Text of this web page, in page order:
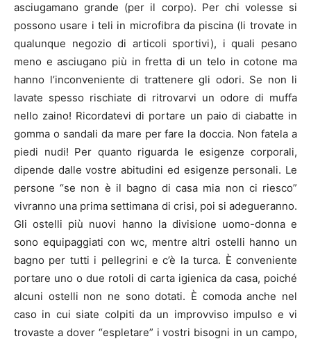
asciugamano grande (per il corpo). Per chi volesse si
possono usare i teli in microfibra da piscina (li trovate in
qualunque negozio di articoli sportivi), i quali pesano
meno e asciugano più in fretta di un telo in cotone ma
hanno l’inconveniente di trattenere gli odori. Se non li
lavate spesso rischiate di ritrovarvi un odore di muffa
nello zaino! Ricordatevi di portare un paio di ciabatte in
gomma o sandali da mare per fare la doccia. Non fatela a
piedi nudi! Per quanto riguarda le esigenze corporali,
dipende dalle vostre abitudini ed esigenze personali. Le
persone “se non è il bagno di casa mia non ci riesco”
vivranno una prima settimana di crisi, poi si adegueranno.
Gli ostelli più nuovi hanno la divisione uomo-donna e
sono equipaggiati con wc, mentre altri ostelli hanno un
bagno per tutti i pellegrini e c’è la turca. È conveniente
portare uno o due rotoli di carta igienica da casa, poiché
alcuni ostelli non ne sono dotati. È comoda anche nel
caso in cui siate colpiti da un improvviso impulso e vi
trovaste a dover “espletare” i vostri bisogni in un campo,